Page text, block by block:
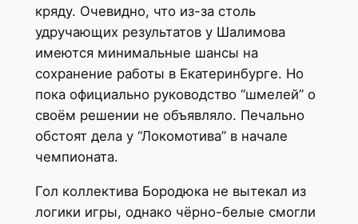
кряду. Очевидно, что из-за столь
удручающих результатов у Шалимова
имеются минимальные шансы на
сохранение работы в Екатеринбурге. Но
пока официально руководство “шмелей” о
своём решении не объявляло. Печально
обстоят дела у “Локомотива” в начале
чемпионата.
Гол коллектива Бородюка не вытекал из
логики игры, однако чёрно-белые смогли